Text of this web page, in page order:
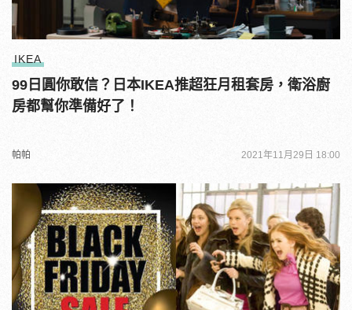
IKEA
99日圓你敢信？日本IKEA推超狂月租套房，衛浴廚
房都幫你準備好了！
帕帕 2021年11月29日 18:00